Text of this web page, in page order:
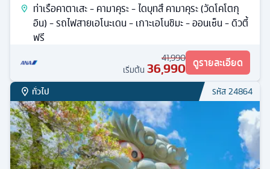
ท่าเรือคาตาเสะ - คามาคุระ - ไดบุทสึ คามาคุระ (วัดโคโตกุ
อิน) - รถไฟสายเอโนะเดน - เกาะเอโนชิมะ - ออนเซ็น - ดิวตี้
ฟรี
41,990
เริ่มต้น 36,990 ดูรายละเอียด
ทั่วไป รหัส24864